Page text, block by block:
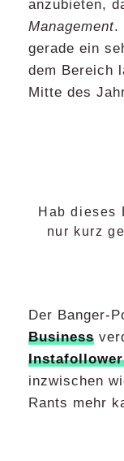
anzubieten,
Management.
gerade ein
dem Bereich
Mitte des
Hab dieses
nur kurz
Der Banger-
Business
inzwischen
Rants mehr